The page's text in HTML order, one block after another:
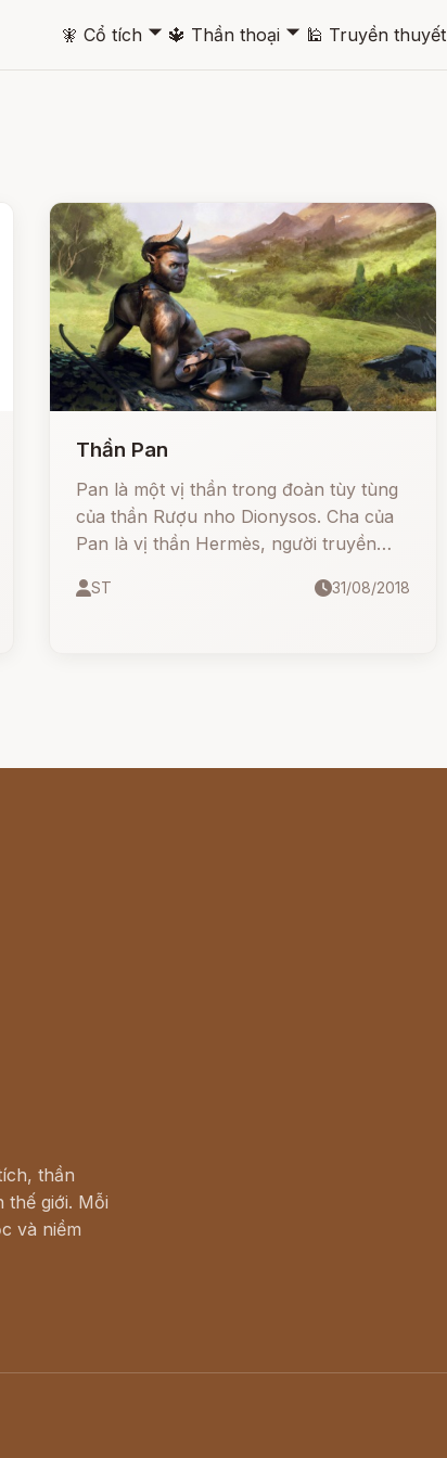
🧚 Cổ tích 🞃 🔱 Thần thoại 🞃 🕌 Truyền thuyết
Thần Pan
Pan là một vị thần trong đoàn tùy tùng
của thần Rượu nho Dionysos. Cha của
Pan là vị thần Hermès, người truyền
Olympe.
ST 31/08/2018
thần
giới. Mỗi
và niềm